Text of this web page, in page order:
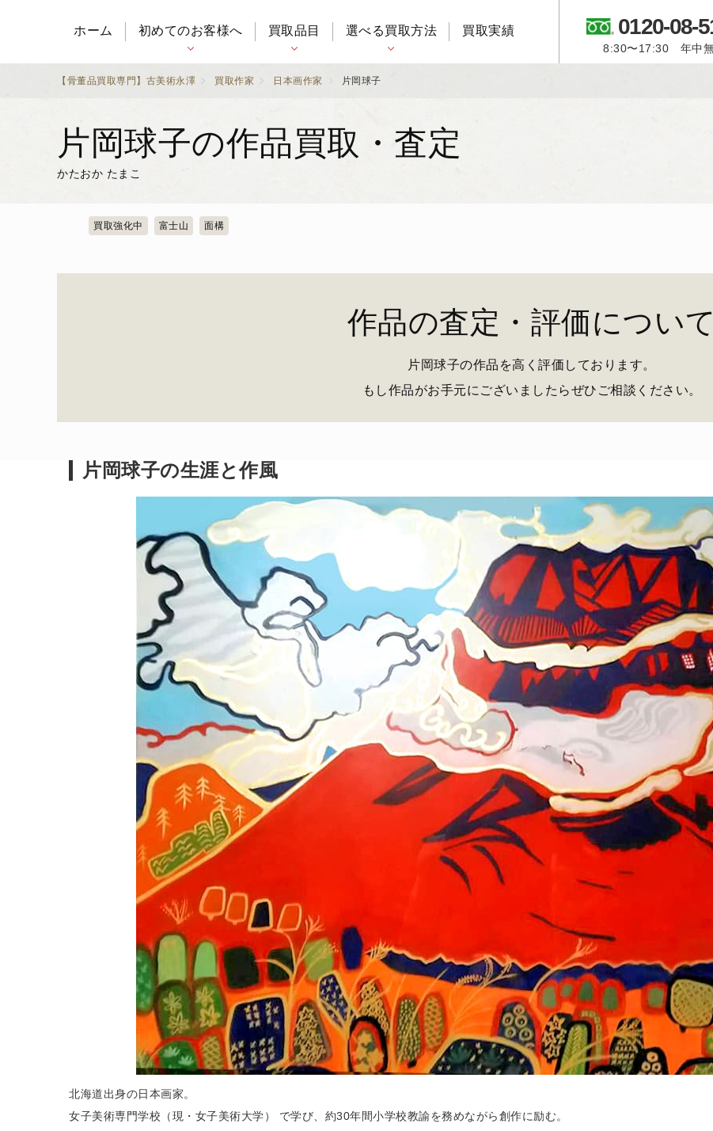
ホーム 初めてのお客様へ 買取品目 選べる買取方法 買取実績 0120-08-
8:30〜17:30 年中
【骨董品買取専門】古美術永澤 買取作家 日本画作家 片岡球子
片岡球子の作品買取・査定
かたおか たまこ
買取強化中 富士山 面構
作品の査定・評価について
片岡球子の作品を高く評価しております。
もし作品がお手元にございましたらぜひご相談ください。
片岡球子の生涯と作風
北海道出身の日本画家。
女子美術専門学校（現・女子美術大学） で学び、約30年間小学校教諭を務めながら創作に励む。